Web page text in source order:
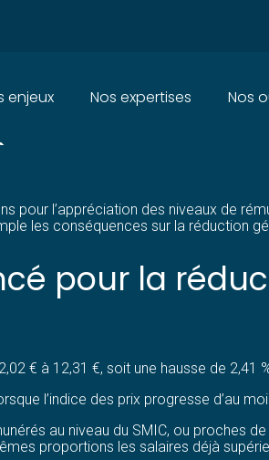
enjeux Nos expertises Nos
?
pour l’appréciation des niveaux de
les conséquences sur la réduction
pour la
€ à 12,31 €, soit une hausse de 2,41
l’indice des prix progresse d’au
au niveau du SMIC, ou proches
proportions les salaires déjà